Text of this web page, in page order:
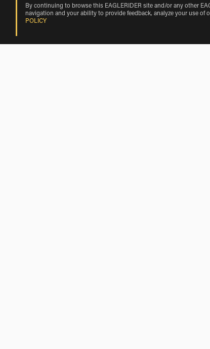
By continuing to browse this EAGLERIDER site and/or any other
navigation and your ability to provide feedback, analyze your use
POLICY